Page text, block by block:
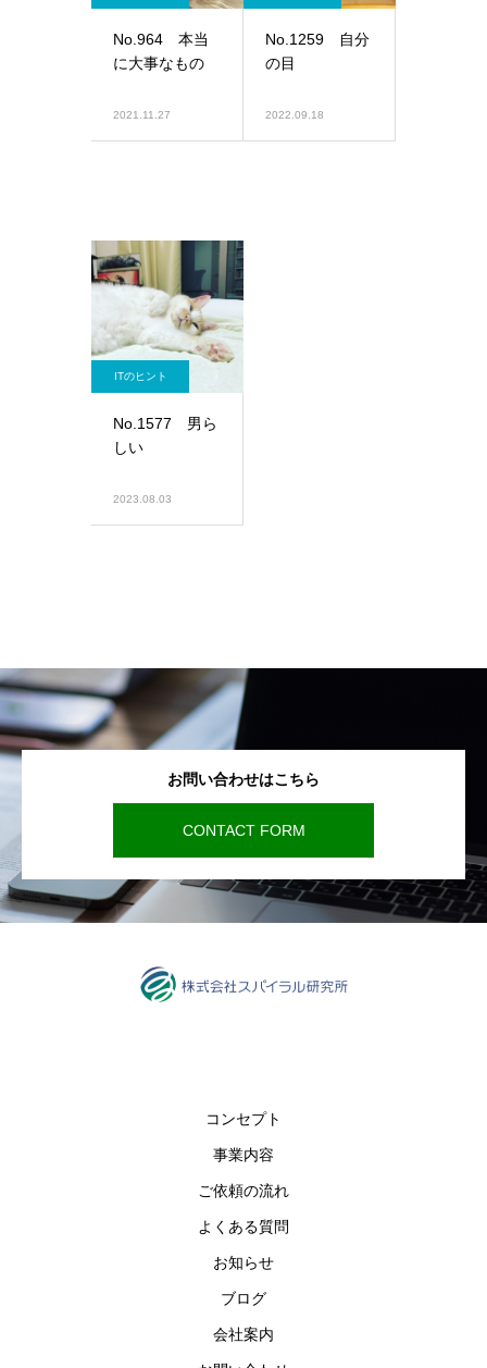
No.964 本当
に大事なもの
2021.11.27
No.1259 自分
の目
2022.09.18
ITのヒント
No.1577 男ら
しい
2023.08.03
お問い合わせはこちら
CONTACT FORM
コンセプト
事業内容
ご依頼の流れ
よくある質問
お知らせ
ブログ
会社案内